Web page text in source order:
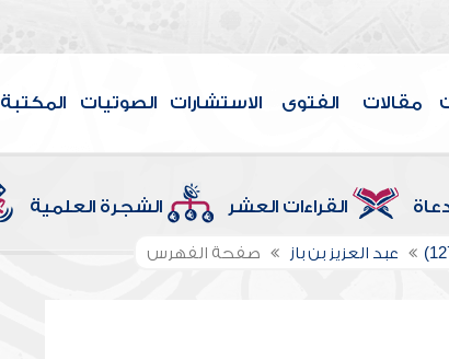
مقالات الفتوى الاستشارات الصوتيات المكتبة
القراءات العشر الشجرة العلمية
عبد العزيز بن باز صفحة الفهرس